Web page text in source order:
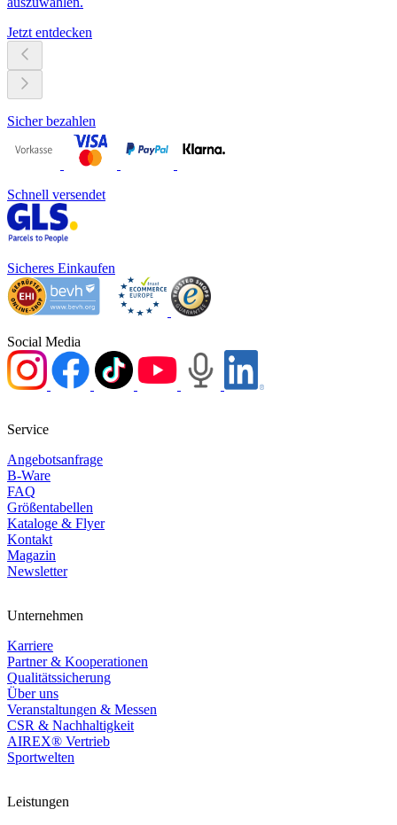
Jetzt entdecken
Sicher bezahlen
Schnell versendet
Sicheres Einkaufen
Social Media
Service
Angebotsanfrage
B-Ware
FAQ
Größentabellen
Kataloge & Flyer
Kontakt
Magazin
Newsletter
Unternehmen
Karriere
Partner & Kooperationen
Qualitätssicherung
Über uns
Veranstaltungen & Messen
CSR & Nachhaltigkeit
AIREX® Vertrieb
Sportwelten
Leistungen